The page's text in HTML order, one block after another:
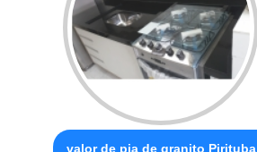
valor de pia de granito Pirituba